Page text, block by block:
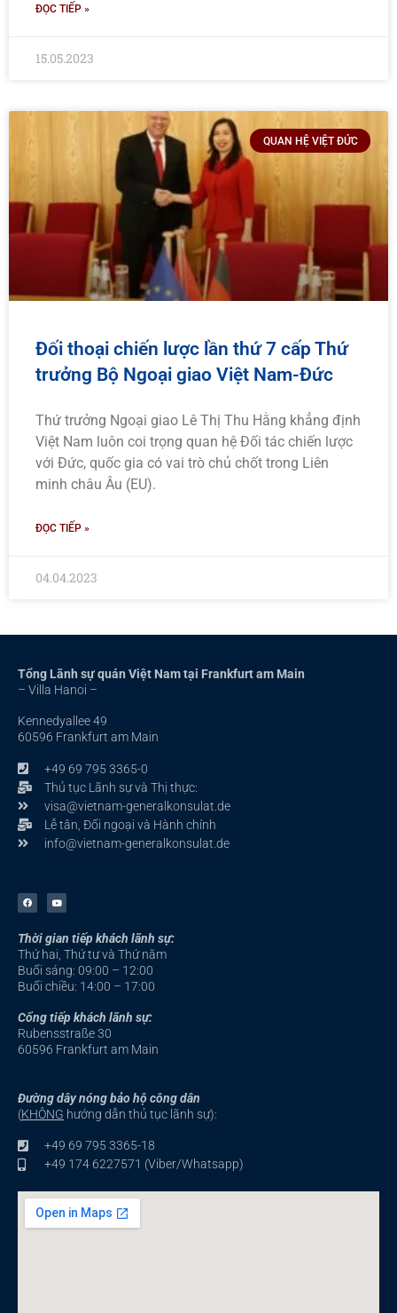
ĐỌC TIẾP »
15.05.2023
QUAN HỆ VIỆT ĐỨC
Đối thoại chiến lược lần thứ 7 cấp Thứ
trưởng Bộ Ngoại giao Việt Nam-Đức
Thứ trưởng Ngoại giao Lê Thị Thu Hằng khẳng định
Việt Nam luôn coi trọng quan hệ Đối tác chiến lược
với Đức, quốc gia có vai trò chủ chốt trong Liên
minh châu Âu (EU).
ĐỌC TIẾP »
04.04.2023
Tổng Lãnh sự quán Việt Nam tại Frankfurt am Main
– Villa Hanoi –
Kennedyallee 49
60596 Frankfurt am Main
+49 69 795 3365-0
Thủ tục Lãnh sự và Thị thực:
visa@vietnam-generalkonsulat.de
Lễ tân, Đối ngoại và Hành chính
info@vietnam-generalkonsulat.de
F
a
c
b
o
o
k
-
f
Y
o
u
u
b
e
Thời gian tiếp khách lãnh sự:
Thứ hai, Thứ tư và Thứ năm
Buổi sáng: 09:00 – 12:00
Buổi chiều: 14:00 – 17:00
Cổng tiếp khách lãnh sự:
Rubensstraße 30
60596 Frankfurt am Main
Đường dây nóng bảo hộ công dân
(KHÔNG hướng dẫn thủ tục lãnh sự):
+49 69 795 3365-18
+49 174 6227571 (Viber/Whatsapp)